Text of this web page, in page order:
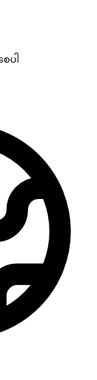
ပါ